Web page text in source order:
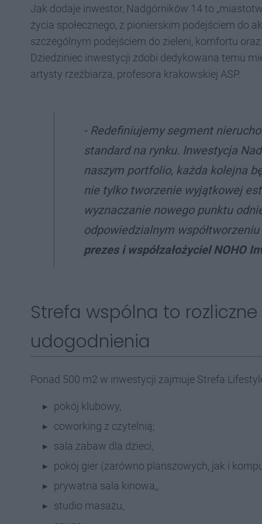
Jak dodaje inwestor, Nadgórników 14 to
życia społecznego, z pionierskim podejściem do
szczególnym podejściem do zieleni, komfortu
Dziedziniec inwestycji zdobi dedykowana temu
artysty rzeźbiarza, profesora krakowskiej ASP.
- Redefiniujemy segment
standard na rynku. Inwestycja
naszym portfolio, każda kolejna
nie tylko tworzenie wyjątkowej
wyznaczanie nowego punktu
odpowiedzialnym
prezes i współzałożyciel NOHO
Strefa wspólna to
udogodnienia
Ponad 500 m2 w inwestycji zajmuje Strefa
pokój klubowy,
coworking z czytelnią;
sala zabaw dla dzieci,
pokój gier (zarówno planszowych, jak i
prywatna sala kinowa,,
studio masażu,